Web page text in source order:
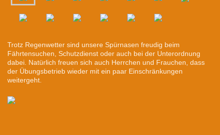
Trotz Regenwetter sind unsere Spürnasen freudig beim
Fährtensuchen, Schutzdienst oder auch bei der Unterordnung
dabei. Natürlich freuen sich auch Herrchen und Frauchen, dass
der Übungsbetrieb wieder mit ein paar Einschränkungen
weitergeht.